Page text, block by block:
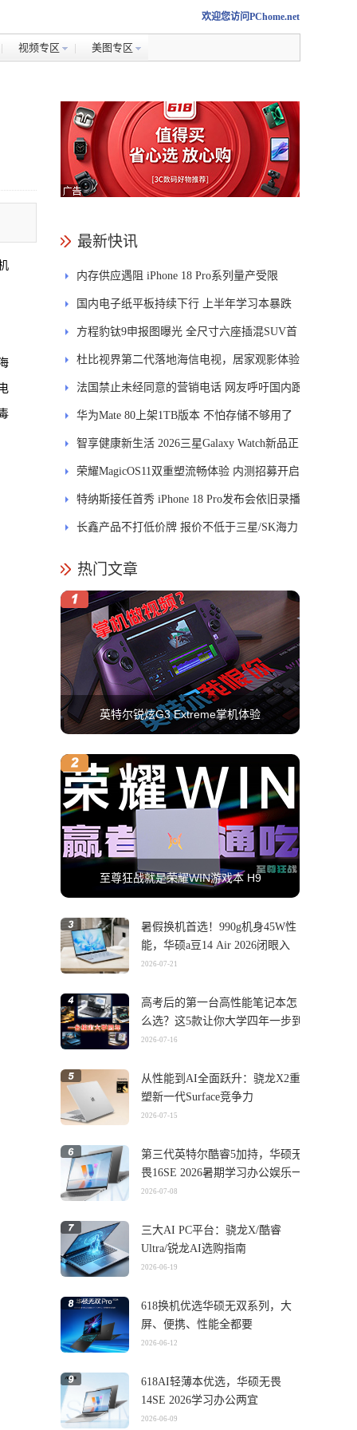
欢迎您访问PChome.net
视频专区 美图专区
最新快讯
内存供应遇阻 iPhone 18 Pro系列量产受限
国内电子纸平板持续下行 上半年学习本暴跌
84.6%
方程豹钛9申报图曝光 全尺寸六座插混SUV首
发DMS
杜比视界第二代落地海信电视，居家观影体验
能迎来哪些升级？
法国禁止未经同意的营销电话 网友呼吁国内跟
进
华为Mate 80上架1TB版本 不怕存储不够用了
智享健康新生活 2026三星Galaxy Watch新品正
式开售
荣耀MagicOS11双重塑流畅体验 内测招募开启
特纳斯接任首秀 iPhone 18 Pro发布会依旧录播
长鑫产品不打低价牌 报价不低于三星/SK海力
热门文章
英特尔锐炫G3 Extreme掌机体验
至尊狂战就是荣耀WIN游戏本 H9
暑假换机首选！990g机身45W性
能，华硕a豆14 Air 2026闭眼入
2026-07-21
高考后的第一台高性能笔记本怎
么选？这5款让你大学四年一步到
位
2026-07-16
从性能到AI全面跃升：骁龙X2重
塑新一代Surface竞争力
2026-07-15
第三代英特尔酷睿5加持，华硕无
畏16SE 2026暑期学习办公娱乐一
机搞定
2026-07-08
三大AI PC平台：骁龙X/酷睿
Ultra/锐龙AI选购指南
2026-06-19
618换机优选华硕无双系列，大
屏、便携、性能全都要
2026-06-12
618AI轻薄本优选，华硕无畏
14SE 2026学习办公两宜
2026-06-09